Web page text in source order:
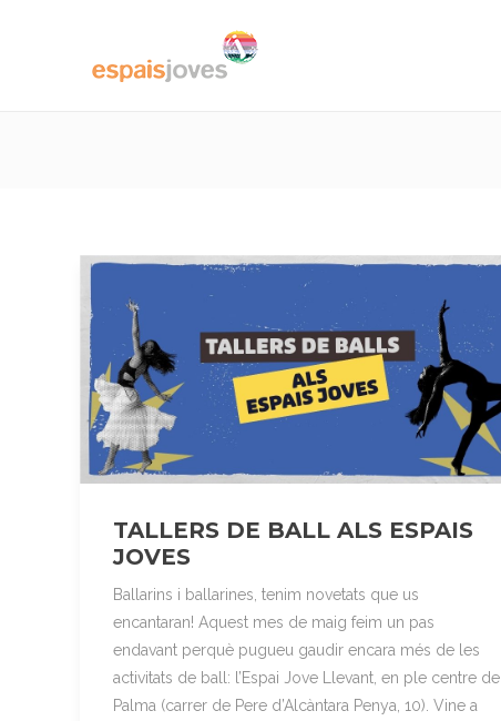
TALLERS DE BALL ALS ESPAIS
JOVES
Ballarins i ballarines, tenim novetats que us
encantaran! Aquest mes de maig feim un pas
endavant perquè pugueu gaudir encara més de les
activitats de ball: l’Espai Jove Llevant, en ple centre de
Palma (carrer de Pere d’Alcàntara Penya, 10). Vine a